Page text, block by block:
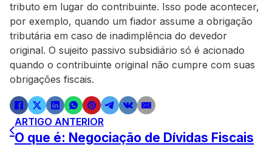
tributo em lugar do contribuinte. Isso pode acontecer,
por exemplo, quando um fiador assume a obrigação
tributária em caso de inadimplência do devedor
original. O sujeito passivo subsidiário só é acionado
quando o contribuinte original não cumpre com suas
obrigações fiscais.
ARTIGO ANTERIOR
O que é: Negociação de Dívidas Fiscais